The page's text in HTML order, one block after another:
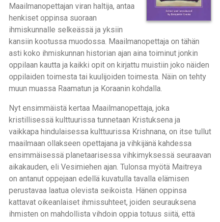
Maailmanopettajan viran haltija, antaa
henkiset oppinsa suoraan
ihmiskunnalle selkeässä ja yksiin
kansiin kootussa muodossa. Maailmanopettaja on tähän
asti koko ihmiskunnan historian ajan aina toiminut jonkin
oppilaan kautta ja kaikki opit on kirjattu muistiin joko näiden
oppilaiden toimesta tai kuulijoiden toimesta. Näin on tehty
muun muassa Raamatun ja Koraanin kohdalla.
Nyt ensimmäistä kertaa Maailmanopettaja, joka
kristillisessä kulttuurissa tunnetaan Kristuksena ja
vaikkapa hindulaisessa kulttuurissa Krishnana, on itse tullut
maailmaan ollakseen opettajana ja vihkijänä kahdessa
ensimmäisessä planetaarisessa vihkimyksessä seuraavan
aikakauden, eli Vesimiehen ajan. Tulonsa myötä Maitreya
on antanut oppejaan edellä kuvatulla tavalla elämisen
perustavaa laatua olevista seikoista. Hänen oppinsa
kattavat oikeanlaiset ihmissuhteet, joiden seurauksena
ihmisten on mahdollista vihdoin oppia totuus siitä, että